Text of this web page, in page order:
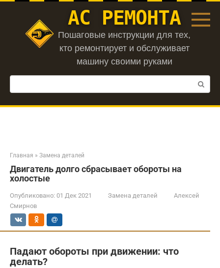
Перейти
АС РЕМОНТА
Пошаговые инструкции для тех,
кто ремонтирует и обслуживает
машину своими руками
Поиск:
Главная » Замена деталей
Двигатель долго сбрасывает обороты на
холостые
Опубликовано: 01 Дек 2021 Замена деталей
Алексей
Смирнов
Падают обороты при движении: что
делать?